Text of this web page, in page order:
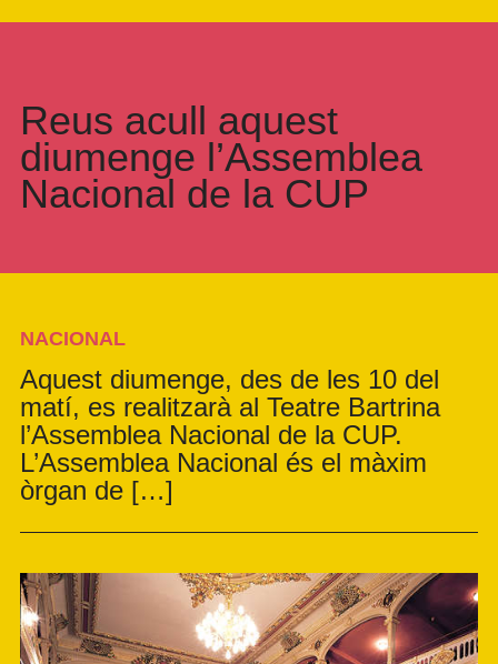
Reus acull aquest
diumenge l’Assemblea
Nacional de la CUP
NACIONAL
Aquest diumenge, des de les 10 del
matí, es realitzarà al Teatre Bartrina
l’Assemblea Nacional de la CUP.
L’Assemblea Nacional és el màxim
òrgan de […]